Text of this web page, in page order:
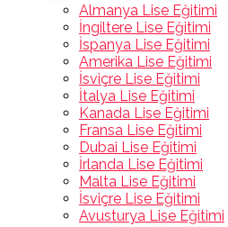
Almanya Lise Eğitimi
İngiltere Lise Eğitimi
İspanya Lise Eğitimi
Amerika Lise Eğitimi
İsviçre Lise Eğitimi
İtalya Lise Eğitimi
Kanada Lise Eğitimi
Fransa Lise Eğitimi
Dubai Lise Eğitimi
İrlanda Lise Eğitimi
Malta Lise Eğitimi
İsviçre Lise Eğitimi
Avusturya Lise Eğitimi